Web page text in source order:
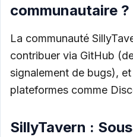
communautaire ?
La communauté
contribuer via GitHub
signalement de bugs),
plateformes comme
SillyTavern :